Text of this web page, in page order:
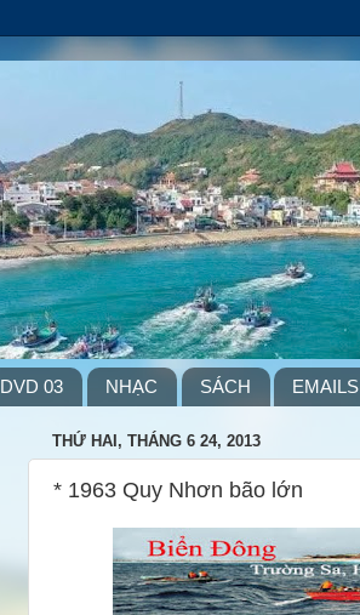
DVD 03 NHẠC SÁCH EMAILS
THỨ HAI, THÁNG 6 24, 2013
* 1963 Quy Nhơn bão lớn